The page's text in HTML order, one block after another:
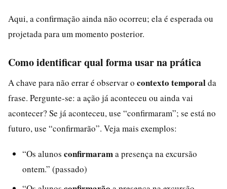
Aqui, a confirmação ainda não ocorreu; ela é esperada ou
projetada para um momento posterior.
Como identificar qual forma usar na prática
A chave para não errar é observar o contexto temporalda
frase. Pergunte-se: a ação já aconteceu ou ainda vai
acontecer? Se já aconteceu, use “confirmaram”; se está no
futuro, use “confirmarão”. Veja mais exemplos:
“Os alunos confirmarama presença na excursão
ontem.” (passado)